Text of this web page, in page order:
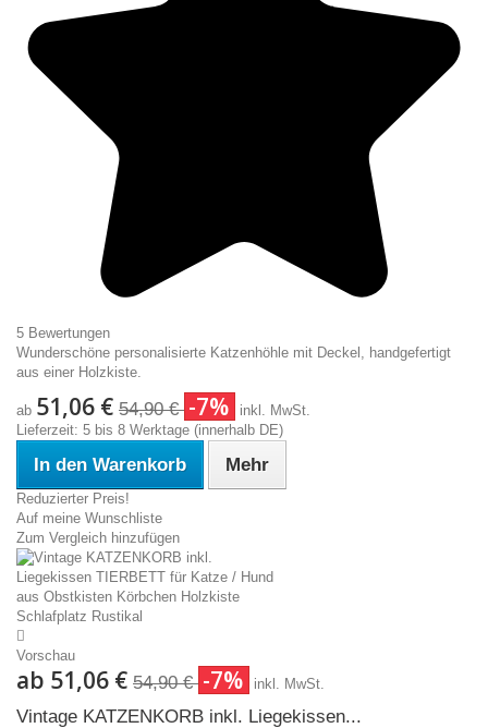
5 Bewertungen
Wunderschöne personalisierte Katzenhöhle mit Deckel, handgefertigt
aus einer Holzkiste.
ab 51,06 € 54,90 € -7%
inkl. MwSt.
Lieferzeit: 5 bis 8 Werktage (innerhalb DE)
In den Warenkorb Mehr
Reduzierter Preis!
Auf meine Wunschliste
Zum Vergleich hinzufügen
Vorschau
ab 51,06 € 54,90 € -7% inkl. MwSt.
Vintage KATZENKORB inkl. Liegekissen...